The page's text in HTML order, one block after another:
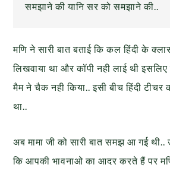
समझाने की यानि सर को समझाने की..
मणि ने सारी बात बताई कि कल हिंदी के
लिखवाया था और कॉपी नही लाई थी
मैम ने चैक नही किया.. इसी बीच हिंदी टीचर
था..
अब मामा जी को सारी बात समझ आ गई थी..
कि आपकी भावनाओ का आदर करते हैं पर